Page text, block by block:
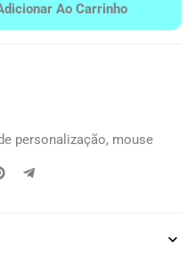
Ao Carrinho
personalização, mouse